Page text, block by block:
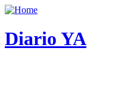
Diario YA